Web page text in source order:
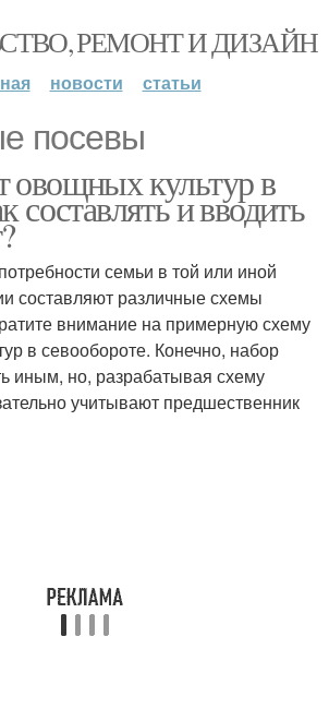
РЕМОНТ И ДИЗАЙН
новости статьи
посевы
овощных культур в
составлять и вводить
семьи в той или иной
составляют различные схемы
внимание на примерную схему
в севообороте. Конечно, набор
иным, но, разрабатывая схему
учитывают предшественник